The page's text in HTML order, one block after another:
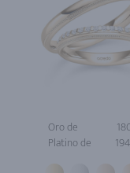
Oro de
Platino de